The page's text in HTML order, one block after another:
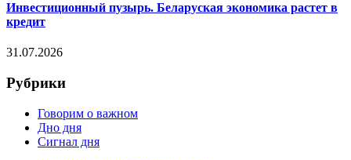
Инвестиционный пузырь. Беларуская экономика растет в
кредит
31.07.2026
Рубрики
Говорим о важном
Дно дня
Сигнал дня